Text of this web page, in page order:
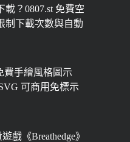
載？0807.st 免費空
制下載次數與自動
費手繪風格圖示
可商用免標示
戲《Breathedge》